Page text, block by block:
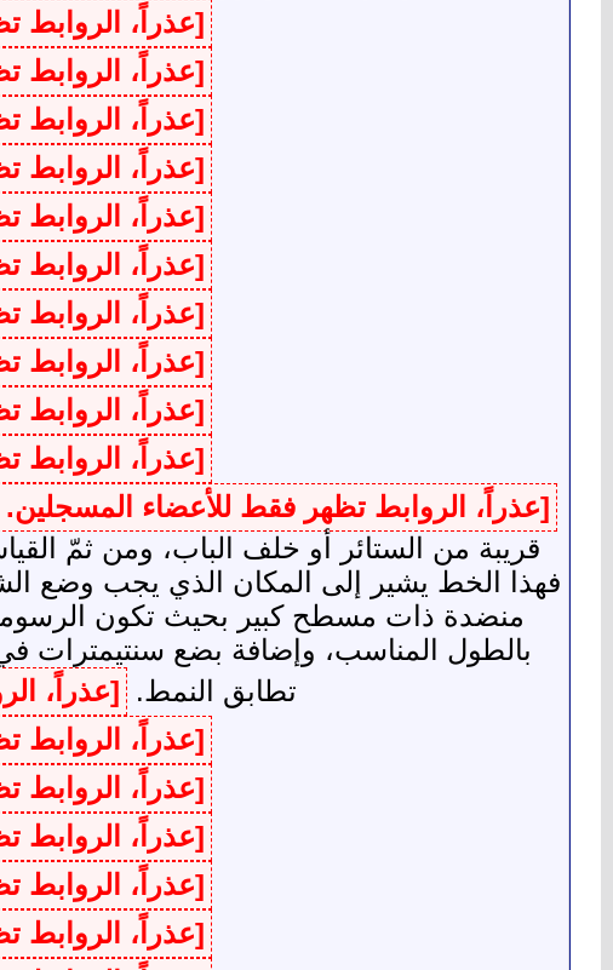
[عذراً، الروابط
[عذراً، الروابط
[عذراً، الروابط
[عذراً، الروابط
[عذراً، الروابط
[عذراً، الروابط
[عذراً، الروابط
[عذراً، الروابط
[عذراً، الروابط
[عذراً، الروابط
[عذراً، الروابط تظهر فقط للأعضاء المسجلين.
قريبة من الستائر أو خلف الباب، ومن ثمّ
فهذا الخط يشير إلى المكان الذي يجب وضع
منضدة ذات مسطح كبير بحيث تكون
بالطول المناسب، وإضافة بضع سنتيمترات
تطابق النمط. [عذراً،
[عذراً، الروابط
[عذراً، الروابط
[عذراً، الروابط
[عذراً، الروابط
[عذراً، الروابط